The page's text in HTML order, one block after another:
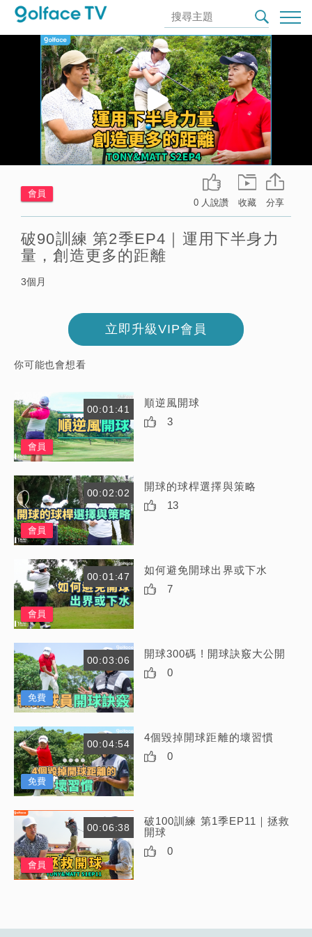
會員
0 人說讚
收藏 分享
破90訓練 第2季EP4｜運用下半身力
量，創造更多的距離
3個月
立即升級VIP會員
你可能也會想看
00:01:41
會員
順逆風開球
3
00:02:02
會員
開球的球桿選擇與策略
13
00:01:47
會員
如何避免開球出界或下水
7
00:03:06
免費
開球300碼 ! 開球訣竅大公開
0
00:04:54
免費
4個毀掉開球距離的壞習慣
0
00:06:38
會員
破100訓練 第1季EP11｜拯救
開球
0